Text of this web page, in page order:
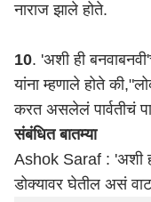
नाराज झाले होते.
10. 'अशी ही
यांना म्हणाले होते
करत असलेलं पार्वतीचं
संबंधित बातम्या
Ashok Saraf : 'अशी
डोक्यावर घेतील असं